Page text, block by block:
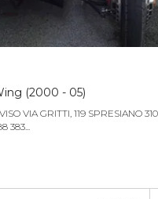
(2000 - 05)
VIA GRITTI, 119 SPRESIANO
383...